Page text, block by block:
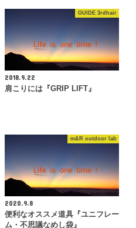
GUIDE 3rdhair
2018.9.22
肩こりには『GRIP LIFT』
m&R outdoor lab
2020.9.8
便利なオススメ道具『ユニフレー
ム・不思議なめし袋』